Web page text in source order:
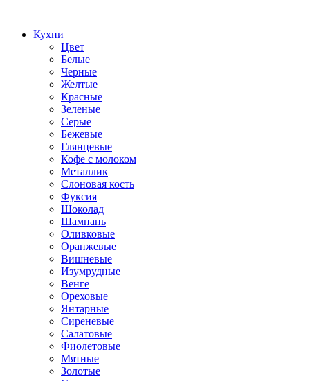
Кухни
Цвет
Белые
Черные
Желтые
Красные
Зеленые
Серые
Бежевые
Глянцевые
Кофе с молоком
Металлик
Слоновая кость
Фуксия
Шоколад
Шампань
Оливковые
Оранжевые
Вишневые
Изумрудные
Венге
Ореховые
Янтарные
Сиреневые
Салатовые
Фиолетовые
Мятные
Золотые